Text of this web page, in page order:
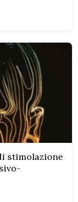
stimolazione